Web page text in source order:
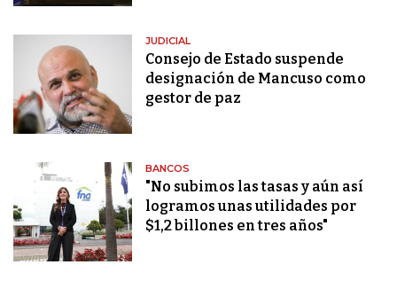
JUDICIAL
Consejo de Estado suspende
designación de Mancuso como
gestor de paz
BANCOS
"No subimos las tasas y aún así
logramos unas utilidades por
$1,2 billones en tres años"